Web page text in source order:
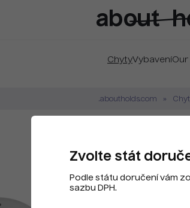
ChytyVybaveníOur
.aboutholds.com
Cai
Kód
Zvolte stát
Podle státu doručení vám
sazbu DPH.